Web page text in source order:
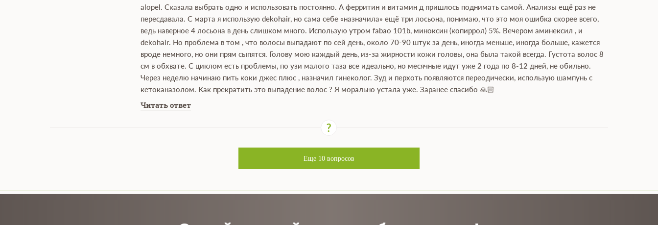
alopel. Сказала выбрать одно и использовать постоянно. А ферритин и витамин д пришлось поднимать самой. Анализы ещё раз не
пересдавала. С марта я использую dekohair, но сама себе «назначила» ещё три лосьона, понимаю, что это моя ошибка скорее всего,
ведь наверное 4 лосьона в день слишком много. Использую утром fabao 101b, миноксин (копиррол) 5%. Вечером аминексил , и
dekohair. Но проблема в том , что волосы выпадают по сей день, около 70-90 штук за день, иногда меньше, иногда больше, кажется
вроде немного, но они прям сыпятся. Голову мою каждый день, из-за жирности кожи головы, она была такой всегда. Густота волос 8
см в обхвате. С циклом есть проблемы, по узи малого таза все идеально, но месячные идут уже 2 года по 8-12 дней, не обильно.
Через неделю начинаю пить коки джес плюс , назначил гинеколог. Зуд и перхоть появляются переодически, использую шампунь с
кетоканазолом. Как прекратить это выпадение волос ? Я морально устала уже. Заранее спасибо 🙏🏻
Читать ответ
Еще 10 вопросов